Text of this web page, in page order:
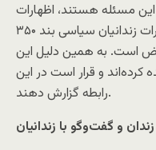
مسئله هستند، اظهارات
رئیس سازمان زندان‌ها به‌کلی با اظهارات زندانیان سیاسی بند ۳۵۰
است. به همین دلیل این
کرده‌اند و قرار است در این
رابطه گزارش دهند.
و گفت‌وگو با زندانیان